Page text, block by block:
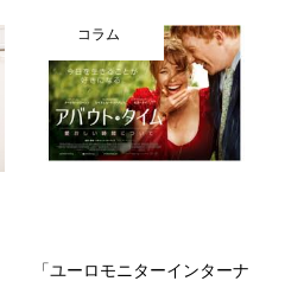
コラム
「ユーロモニターインターナ